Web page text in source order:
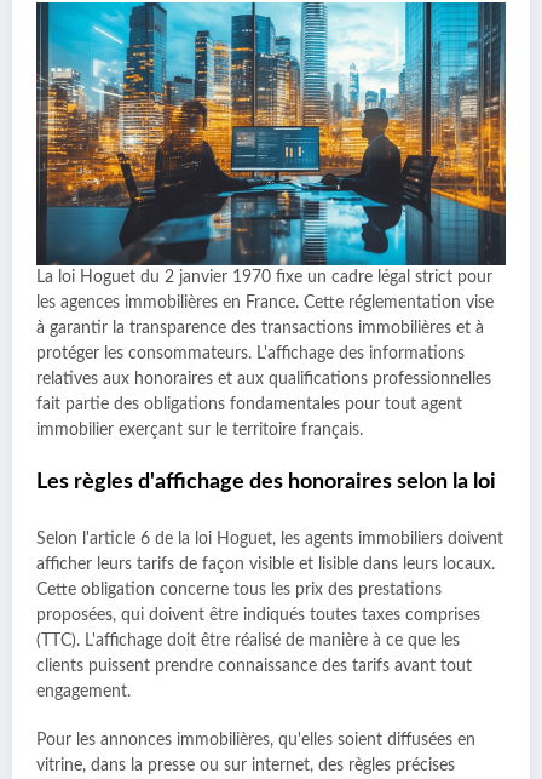
La loi Hoguet du 2 janvier 1970 fixe un cadre légal strict pour
les agences immobilières en France. Cette réglementation vise
à garantir la transparence des transactions immobilières et à
protéger les consommateurs. L'affichage des informations
relatives aux honoraires et aux qualifications professionnelles
fait partie des obligations fondamentales pour tout agent
immobilier exerçant sur le territoire français.
Les règles d'affichage des honoraires selon la loi
Selon l'article 6 de la loi Hoguet, les agents immobiliers doivent
afficher leurs tarifs de façon visible et lisible dans leurs locaux.
Cette obligation concerne tous les prix des prestations
proposées, qui doivent être indiqués toutes taxes comprises
(TTC). L'affichage doit être réalisé de manière à ce que les
clients puissent prendre connaissance des tarifs avant tout
engagement.
Pour les annonces immobilières, qu'elles soient diffusées en
vitrine, dans la presse ou sur internet, des règles précises